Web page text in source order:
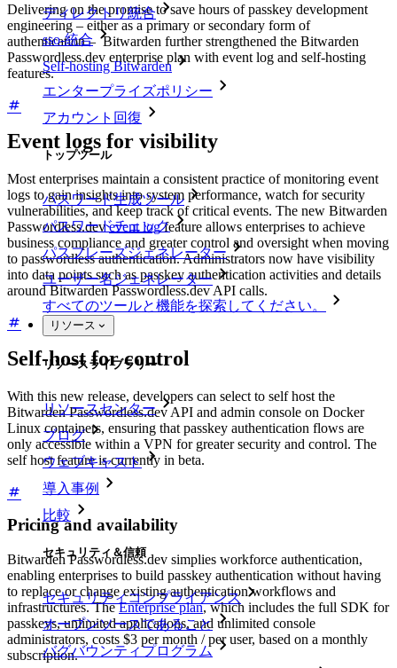
ディレクトリ統合
sso-統合
Self-hosting Bitwarden
エンタープライズポリシー
アカウント回復
トップツール
パスワード生成ツール
パスワードチェック
パスフレーズジェネレーター
ユーザー名ジェネレーター
すべてのツールと機能を探索してください。
リソース
リソースライブラリー
リソースセンター
ブログ
ウェブキャスト
導入事例
比較
セキュリティ＆信頼
セキュリティコンプライアンス
オープンソースであること
バグバウンティプログラム
Delivering on the promise to save hours of passkey development
engineering – either as a primary or secondary form of
authentication – Bitwarden further strengthened the Bitwarden
Passwordless.dev enterprise plan with event log and self-hosting
features.
Event logs for visibility
Most enterprises maintain a consistent practice of monitoring event
logs to gain insights into system performance, watch for security
vulnerabilities, and keep track of critical events. The new Bitwarden
Passwordless.devevent logfeature allows enterprises to achieve
business compliance and greater control and oversight when moving
to passwordless authentication. Administrators now have visibility
into data points such as passkey authentication activities and details
around Bitwarden Passwordless.dev API calls.
Self-host for control
With this new release, developers can select to self host the
Bitwarden Passwordless.dev API and admin console on Docker
Linux containers, ensuring that passkey authentication flows are
only accessible within a VPN for greater security and control. The
self host feature is currently in beta.
Pricing and availability
Bitwarden Passwordless.dev simplies workforce authentication,
enabling enterprises to build passkey authentication without having
to replace or change existing authentication workflows and
infrastructures. TheEnterprise plan, which includes the full SDK for
passkeys, unlimited applications, and unlimited console
administrators, costs $3 per month / per user, based on a monthly
subscription.